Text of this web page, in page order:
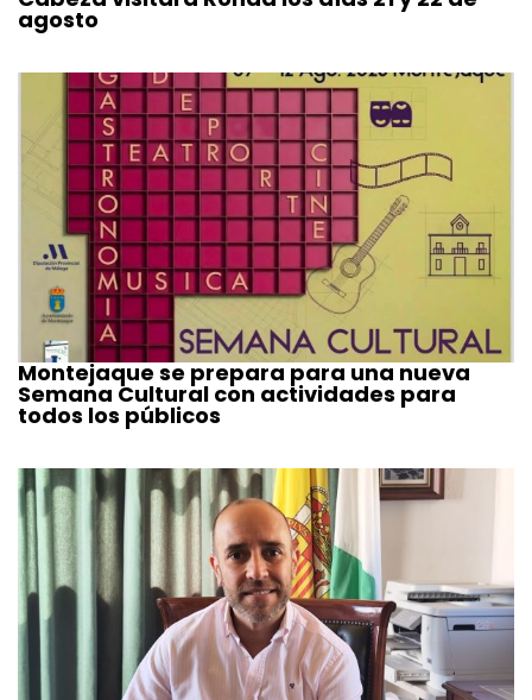
agosto
Montejaque se prepara para una nueva
Semana Cultural con actividades para
todos los públicos